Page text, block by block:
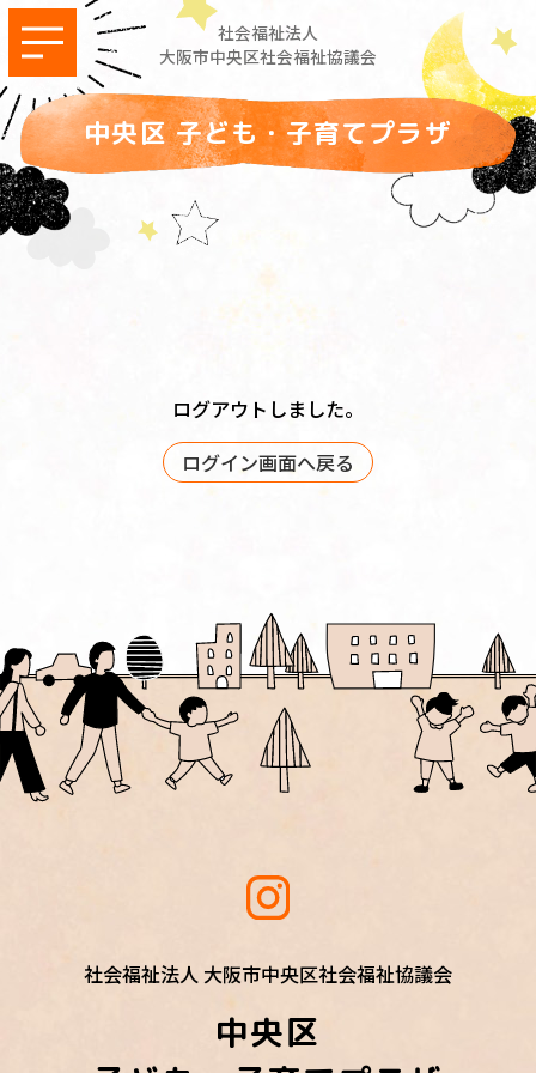
社会福祉法人
大阪市中央区社会福祉協議会
中央区 子ども・子育てプラザ
ログアウトしました。
ログイン画面へ戻る
社会福祉法人 大阪市中央区社会福祉協議会
中央区